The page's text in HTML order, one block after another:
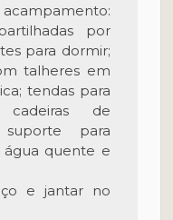
por
para dormir;
talheres em
tendas para
cadeiras de
suporte para
quente e
e jantar no